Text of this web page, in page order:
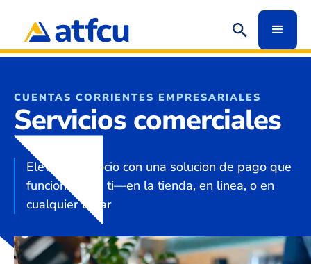
CUENTAS CORRIENTES EMPRESARIALES
Servicios comerciales
Eleva tu negocio con una solucion de pago que
funciona para ti—en la tienda, en linea, o en
cualquier lugar